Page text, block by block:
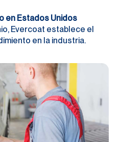
en Estados Unidos
Evercoat establece el
en la industria.